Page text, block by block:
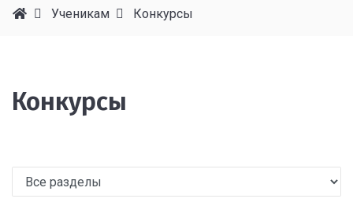
Ученикам Конкурсы
Конкурсы